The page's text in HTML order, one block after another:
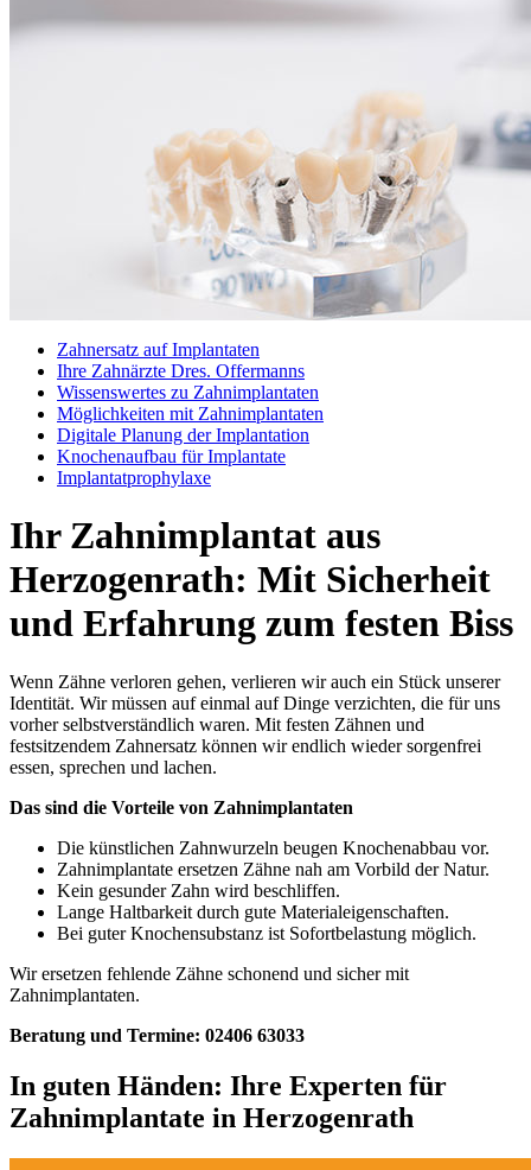
Zahnersatz auf Implantaten
Ihre Zahnärzte Dres. Offermanns
Wissenswertes zu Zahnimplantaten
Möglichkeiten mit Zahnimplantaten
Digitale Planung der Implantation
Knochenaufbau für Implantate
Implantatprophylaxe
Ihr Zahnimplantat aus
Herzogenrath: Mit Sicherheit
und Erfahrung zum festen Biss
Wenn Zähne verloren gehen, verlieren wir auch ein Stück unserer
Identität. Wir müssen auf einmal auf Dinge verzichten, die für uns
vorher selbstverständlich waren. Mit festen Zähnen und
festsitzendem Zahnersatz können wir endlich wieder sorgenfrei
essen, sprechen und lachen.
Das sind die Vorteile von Zahnimplantaten
Die künstlichen Zahnwurzeln beugen Knochenabbau vor.
Zahnimplantate ersetzen Zähne nah am Vorbild der Natur.
Kein gesunder Zahn wird beschliffen.
Lange Haltbarkeit durch gute Materialeigenschaften.
Bei guter Knochensubstanz ist Sofortbelastung möglich.
Wir ersetzen fehlende Zähne schonend und sicher mit
Zahnimplantaten.
Beratung und Termine: 02406 63033
In guten Händen: Ihre Experten für
Zahnimplantate in Herzogenrath